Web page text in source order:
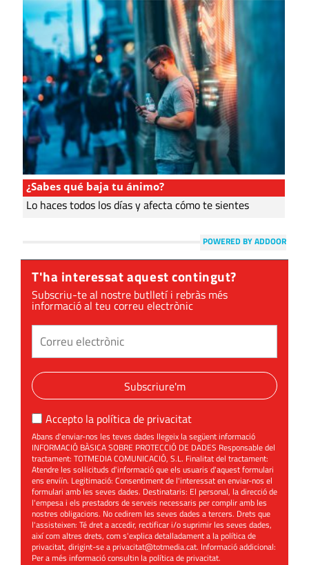
¿Sabes qué baja tu ánimo?
Lo haces todos los días y afecta cómo te sientes
POWERED BY ADDOOR
T'ha interessat aquest contingut?
Subscriu-te al nostre butlletí i rebràs més
informació al teu correu electrònic
Subscriure'm
Accepto la política de privacitat
Abans d'enviar-nos les teves dades llegeix la següent informació
INFORMACIÓ BÀSICA SOBRE PROTECCIÓ DE DADES Responsable del
tractament: TOTMEDIA COMUNICACIÓ, S.L. Finalitat del tractament:
Atendre les sol·licituds d'informació que els usuaris d'aquest formulari
ens enviïn. Legitimació: Consentiment de l'interessat en enviar-nos el
formulari amb les seves dades. Destinataris: El personal, la direcció de
l'empesa i els prestadors de serveis necessaris per complir amb les
nostres obligacions. No cedirem les seves dades a tercers. Drets que
l'assisteixen: Té dret a accedir, rectificar i/o suprimir les seves dades,
així com altres drets, com s'explica detalladament a la política de
privacitat, dirigint-se aprivacitat@totmedia.cat. Informació addicional:
Per a més informació consultin lapolítica de privacitat.